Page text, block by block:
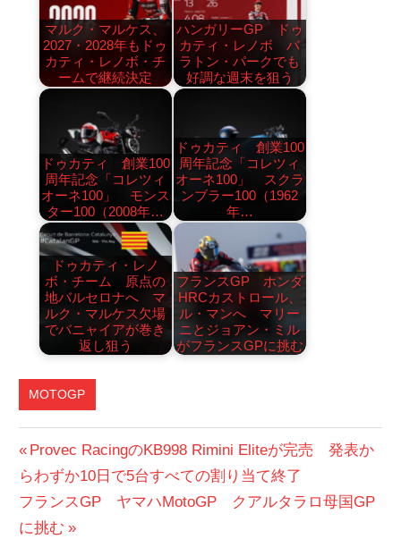
マルク・マルケス、
2027・2028年もドゥ
カティ・レノボ・チ
ームで継続決定
ハンガリーGP ドゥ
カティ・レノボ バ
ラトン・パークでも
好調な週末を狙う
ドゥカティ 創業100
周年記念「コレツィ
オーネ100」 モンス
ター100（2008年…
ドゥカティ 創業100
周年記念「コレツィ
オーネ100」 スクラ
ンブラー100（1962
年…
ドゥカティ・レノ
ボ・チーム 原点の
地バルセロナへ マ
ルク・マルケス欠場
でバニャイアが巻き
返し狙う
フランスGP ホンダ
HRCカストロール、
ル・マンへ マリー
ニとジョアン・ミル
がフランスGPに挑む
MOTOGP
投
稿
ナ
前
の
投
稿:
Provec RacingのKB998 Rimini Eliteが完売 発表か
らわずか10日で5台すべての割り当て終了
次
の
フランスGP ヤマハMotoGP クアルタラロ母国GP
に挑む